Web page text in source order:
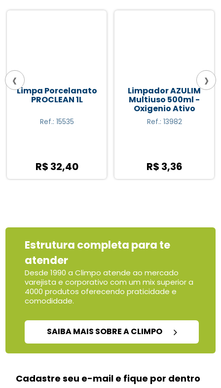
Limpa Porcelanato
PROCLEAN 1L
Ref.: 15535
R$ 32,40
Limpador AZULIM
Multiuso 500ml -
Oxigenio Ativo
Ref.: 13982
R$ 3,36
‹ ›
Estrutura completa para te
atender
Desde 1990 a Climpo atende ao mercado
varejista e corporativo com um mix superior a
4000 produtos oferecendo praticidade e
comodidade.
SAIBA MAIS SOBRE A CLIMPO
Cadastre seu e-mail e fique por dentro